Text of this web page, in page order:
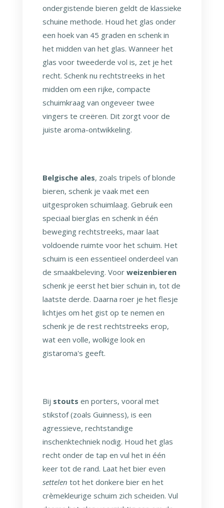
ondergistende bieren geldt de klassieke
schuine methode. Houd het glas onder
een hoek van 45 graden en schenk in
het midden van het glas. Wanneer het
glas voor tweederde vol is, zet je het
recht. Schenk nu rechtstreeks in het
midden om een rijke, compacte
schuimkraag van ongeveer twee
vingers te creëren. Dit zorgt voor de
juiste aroma-ontwikkeling.
Belgische ales, zoals tripels of blonde
bieren, schenk je vaak met een
uitgesproken schuimlaag. Gebruik een
speciaal bierglas en schenk in één
beweging rechtstreeks, maar laat
voldoende ruimte voor het schuim. Het
schuim is een essentieel onderdeel van
de smaakbeleving. Voor weizenbieren
schenk je eerst het bier schuin in, tot de
laatste derde. Daarna roer je het flesje
lichtjes om het gist op te nemen en
schenk je de rest rechtstreeks erop,
wat een volle, wolkige look en
gistaroma's geeft.
Bij stouts en porters, vooral met
stikstof (zoals Guinness), is een
agressieve, rechtstandige
inschenktechniek nodig. Houd het glas
recht onder de tap en vul het in één
keer tot de rand. Laat het bier even
settelen tot het donkere bier en het
crèmekleurige schuim zich scheiden. Vul